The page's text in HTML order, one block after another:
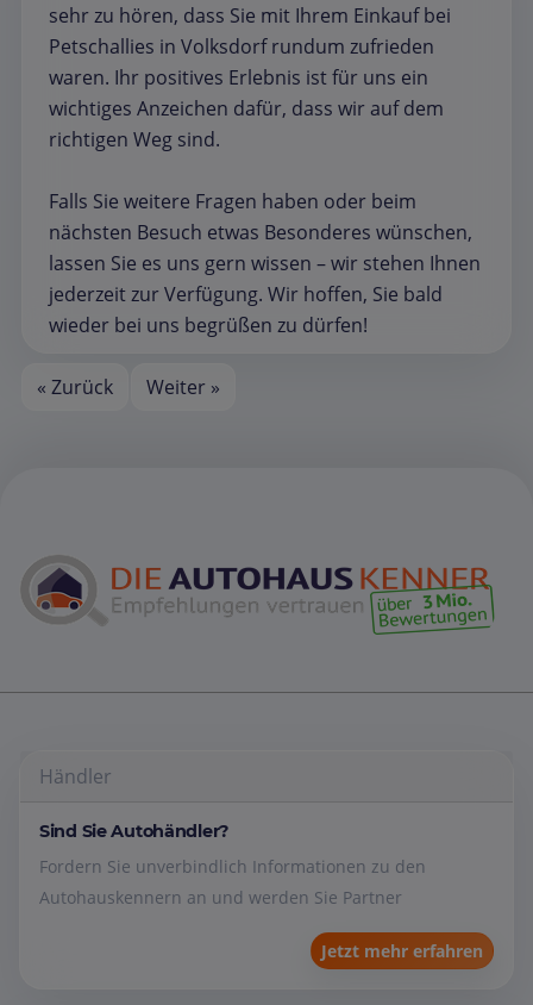
sehr zu hören, dass Sie mit Ihrem Einkauf bei
Petschallies in Volksdorf rundum zufrieden
waren. Ihr positives Erlebnis ist für uns ein
wichtiges Anzeichen dafür, dass wir auf dem
richtigen Weg sind.
Falls Sie weitere Fragen haben oder beim
nächsten Besuch etwas Besonderes wünschen,
lassen Sie es uns gern wissen – wir stehen Ihnen
jederzeit zur Verfügung. Wir hoffen, Sie bald
wieder bei uns begrüßen zu dürfen!
« Zurück Weiter »
Händler
Sind Sie Autohändler?
Fordern Sie unverbindlich Informationen zu den
Autohauskennern an und werden Sie Partner
Jetzt mehr erfahren